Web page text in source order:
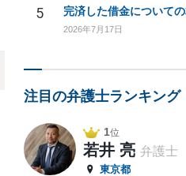
5 完済した借金について
2026年7月17日
注目の弁護士ランキング
1位
若井 亮 弁護士
東京都